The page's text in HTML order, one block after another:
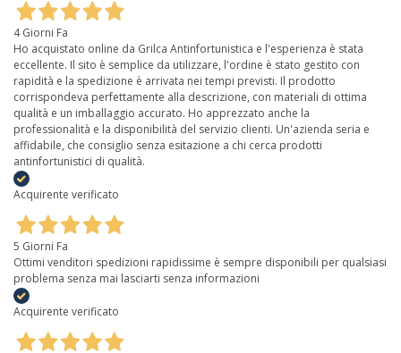
4 Giorni Fa
Ho acquistato online da Grilca Antinfortunistica e l'esperienza è stata
eccellente. Il sito è semplice da utilizzare, l'ordine è stato gestito con
rapidità e la spedizione è arrivata nei tempi previsti. Il prodotto
corrispondeva perfettamente alla descrizione, con materiali di ottima
qualità e un imballaggio accurato. Ho apprezzato anche la
professionalità e la disponibilità del servizio clienti. Un'azienda seria e
affidabile, che consiglio senza esitazione a chi cerca prodotti
antinfortunistici di qualità.
Acquirente verificato
5 Giorni Fa
Ottimi venditori spedizioni rapidissime è sempre disponibili per qualsiasi
problema senza mai lasciarti senza informazioni
Acquirente verificato